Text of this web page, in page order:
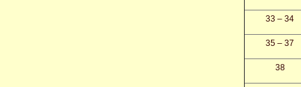
33 – 34
35 – 37
38